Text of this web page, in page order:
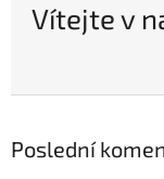
Vítejte v
Poslední